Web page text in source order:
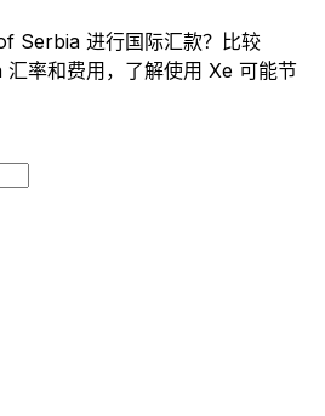
Serbia 进行国际汇款？比较
率和费用，了解使用 Xe 可能节